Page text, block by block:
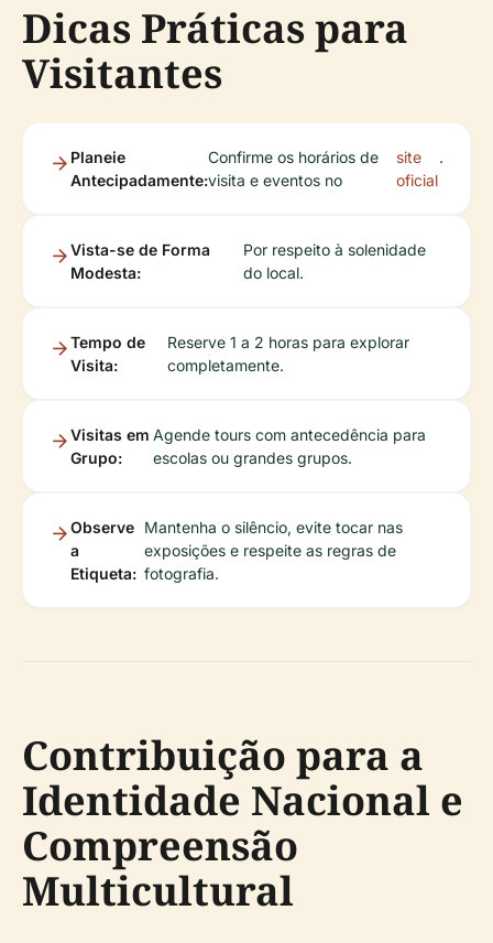
Dicas Práticas para
Visitantes
Planeie
Antecipadamente:
Confirme os horários de
visita e eventos no
site
oficial
.
Vista-se de Forma
Modesta:
Por respeito à solenidade
do local.
Tempo de
Visita:
Reserve 1 a 2 horas para explorar
completamente.
Visitas em
Grupo:
Agende tours com antecedência para
escolas ou grandes grupos.
Observe
a
Etiqueta:
Mantenha o silêncio, evite tocar nas
exposições e respeite as regras de
fotografia.
Contribuição para a
Identidade Nacional e
Compreensão
Multicultural